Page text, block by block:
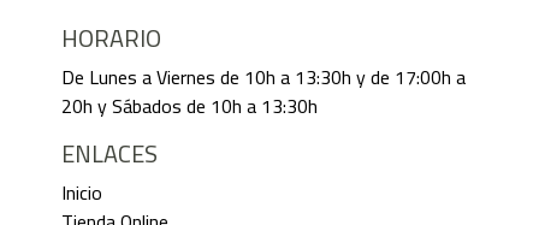
HORARIO
De Lunes a Viernes de 10h a 13:30h y de 17:00h a
20h y Sábados de 10h a 13:30h
ENLACES
Inicio